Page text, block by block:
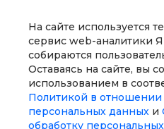
На сайте используется
сервис web-аналитики
собираются
Оставаясь на сайте, вы
использованием в
Политикой в отношении
персональных данных и
обработку
г. Москва,